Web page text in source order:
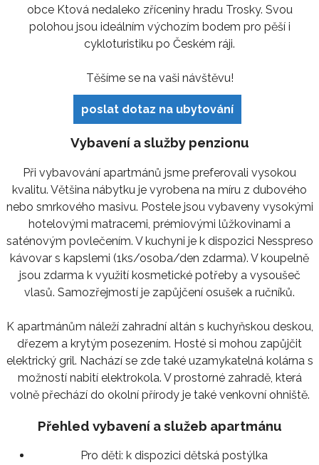
obce Ktová nedaleko zříceniny hradu Trosky. Svou
polohou jsou ideálním výchozím bodem pro pěší i
cykloturistiku po Českém ráji.
Těšíme se na vaši návštěvu!
poslat dotaz na ubytování
Vybavení a služby penzionu
Při vybavování apartmánů jsme preferovali vysokou
kvalitu. Většina nábytku je vyrobena na míru z dubového
nebo smrkového masivu. Postele jsou vybaveny vysokými
hotelovými matracemi, prémiovými lůžkovinami a
saténovým povlečením. V kuchyni je k dispozici Nesspreso
kávovar s kapslemi (1ks/osoba/den zdarma). V koupelně
jsou zdarma k využití kosmetické potřeby a vysoušeč
vlasů. Samozřejmostí je zapůjčení osušek a ručníků.
K apartmánům náleží zahradní altán s kuchyňskou deskou,
dřezem a krytým posezením. Hosté si mohou zapůjčit
elektrický gril. Nachází se zde také uzamykatelná kolárna s
možností nabití elektrokola. V prostorné zahradě, která
volně přechází do okolní přírody je také venkovní ohniště.
Přehled vybavení a služeb apartmánu
Pro děti: k dispozici dětská postýlka